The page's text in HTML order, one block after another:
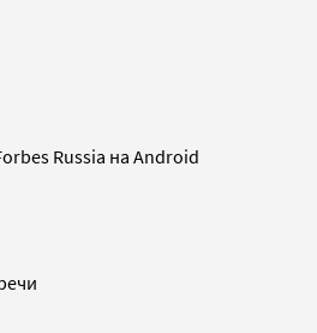
Russia на Android